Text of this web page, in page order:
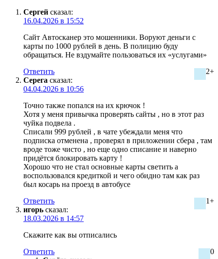
Сергей сказал:
16.04.2026 в 15:52
Сайт Автосканер это мошенники. Воруют деньги с
карты по 1000 рублей в день. В полицию буду
обращаться. Не вздумайте пользоваться их «услугами»
2+
Ответить
Серега сказал:
04.04.2026 в 10:56
Точно также попался на их крючок !
Хотя у меня привычка проверять сайты , но в этот раз
чуйка подвела .
Списали 999 рублей , в чате убеждали меня что
подписка отменена , проверял в приложении сбера , там
вроде тоже чисто , но еще одно списание и наверно
придётся блокировать карту !
Хорошо что не стал основные карты светить а
воспользовался кредиткой и чего обидно там как раз
был косарь на проезд в автобусе
1+
Ответить
игорь сказал:
18.03.2026 в 14:57
Скажите как вы отписались
0
Ответить